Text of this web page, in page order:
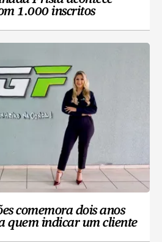
1.000 inscritos
comemora dois anos
quem indicar um cliente